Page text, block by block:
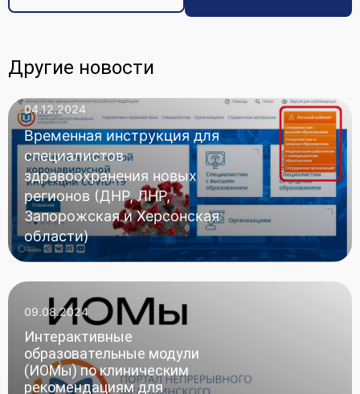
Другие новости
04.12.2024
Временная инструкция для
специалистов
здравоохранения новых
регионов (ДНР, ЛНР,
Запорожская и Херсонская
области)
09.08.2024
Интерактивные
образовательные модули
(ИОМы) по клиническим
рекомендациям для